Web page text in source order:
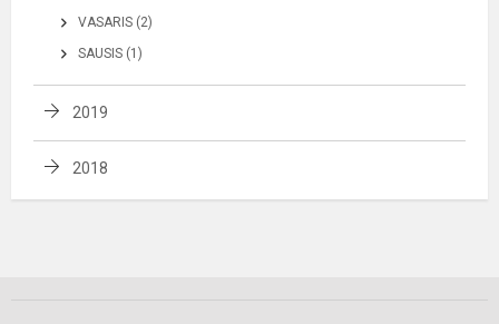
VASARIS (2)
SAUSIS (1)
2019
2018